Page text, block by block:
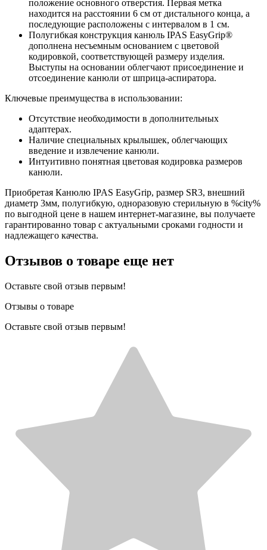
положение основного отверстия. Первая метка
находится на расстоянии 6 см от дистального конца, а
последующие расположены с интервалом в 1 см.
Полугибкая конструкция канюль IPAS EasyGrip®
дополнена несъемным основанием с цветовой
кодировкой, соответствующей размеру изделия.
Выступы на основании облегчают присоединение и
отсоединение канюли от шприца-аспиратора.
Ключевые преимущества в использовании:
Отсутствие необходимости в дополнительных
адаптерах.
Наличие специальных крылышек, облегчающих
введение и извлечение канюли.
Интуитивно понятная цветовая кодировка размеров
канюли.
Приобретая Канюлю IPAS EasyGrip, размер SR3, внешний
диаметр 3мм, полугибкую, одноразовую стерильную в %city%
по выгодной цене в нашем интернет-магазине, вы получаете
гарантированно товар с актуальными сроками годности и
надлежащего качества.
Отзывов о товаре еще нет
Оставьте свой отзыв первым!
Отзывы о товаре
Оставьте свой отзыв первым!